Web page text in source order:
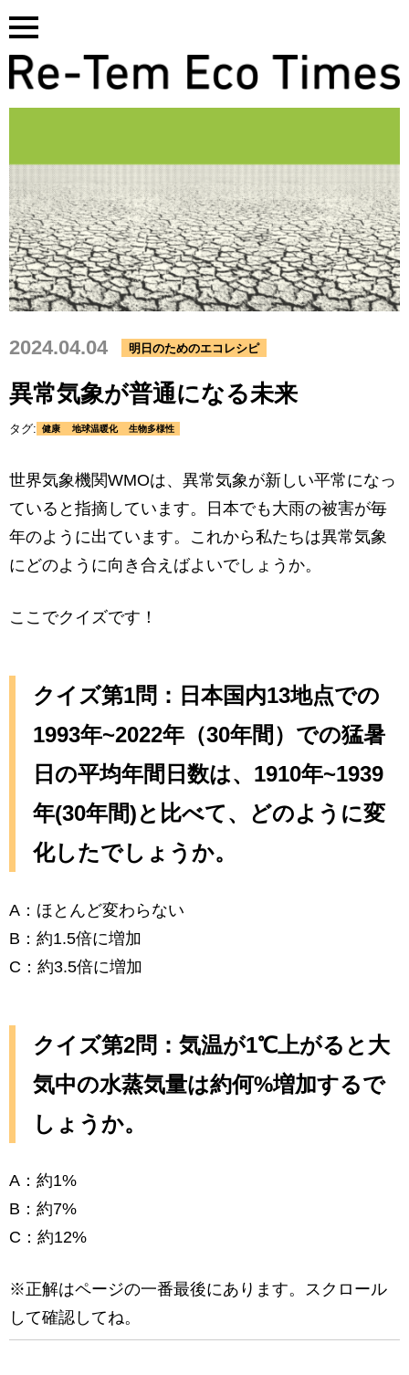
Skip
to
content
2024.04.04 明日のためのエコレシピ
異常気象が普通になる未来
タグ: 健康 地球温暖化 生物多様性
世界気象機関WMOは、異常気象が新しい平常になっ
ていると指摘しています。日本でも大雨の被害が毎
年のように出ています。これから私たちは異常気象
にどのように向き合えばよいでしょうか。
ここでクイズです！
クイズ第1問：日本国内13地点での
1993年~2022年（30年間）での猛暑
日の平均年間日数は、1910年~1939
年(30年間)と比べて、どのように変
化したでしょうか。
A：ほとんど変わらない
B：約1.5倍に増加
C：約3.5倍に増加
クイズ第2問：気温が1℃上がると大
気中の水蒸気量は約何%増加するで
しょうか。
A：約1%
B：約7%
C：約12%
※正解はページの一番最後にあります。スクロール
して確認してね。